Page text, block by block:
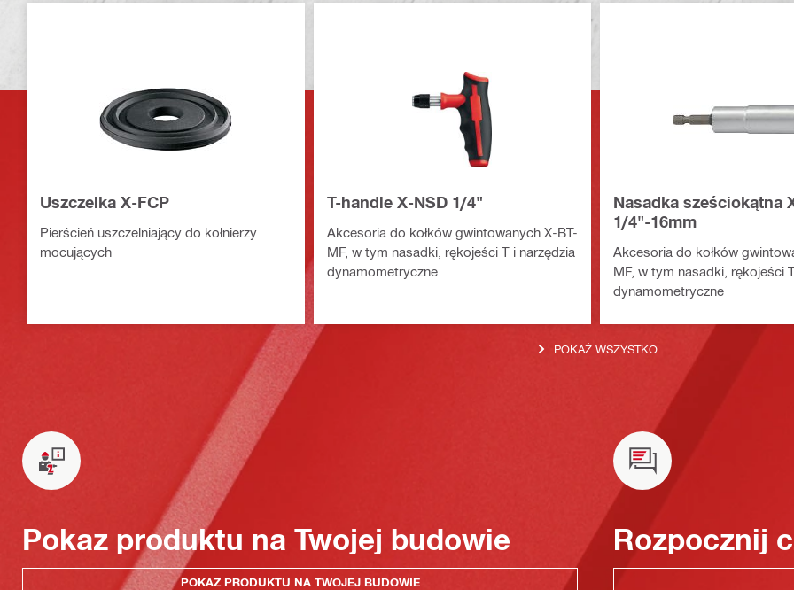
Uszczelka X-FCP
Pierścień uszczelniający do kołnierzy
mocujących
T-handle X-NSD 1/4"
Akcesoria do kołków gwintowanych X-BT-
MF, w tym nasadki, rękojeści T i narzędzia
dynamometryczne
Nasadka sześciokątna
1/4"-16mm
Akcesoria do kołków
MF, w tym nasadki, rękojeści
dynamometryczne
POKAŻ WSZYSTKO
Pokaz produktu na Twojej budowie
POKAZ PRODUKTU NA TWOJEJ BUDOWIE
Rozpocznij